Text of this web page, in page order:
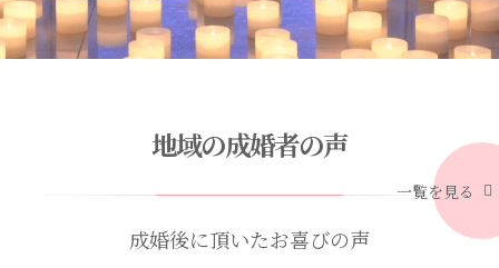
地域の成婚者の声
成婚後に頂いたお喜びの声
一覧を見る